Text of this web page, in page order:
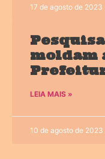
17 de agosto de 2023
moldam
LEIA MAIS »
10 de agosto de 2023